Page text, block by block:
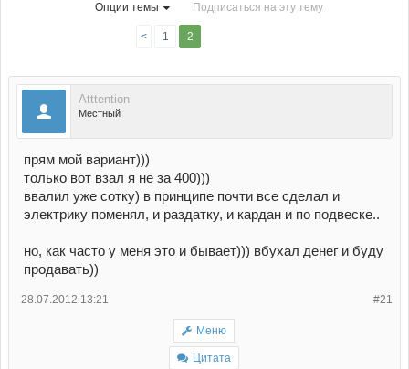
Опции темы Подписаться на эту тему
< 1 2
Atttention
Местный
прям мой вариант)))
только вот взал я не за 400)))
ввалил уже сотку) в принципе почти все сделал и
электрику поменял, и раздатку, и кардан и по подвеске..
но, как часто у меня это и бывает))) вбухал денег и буду
продавать))
#21
28.07.2012 13:21
Меню
Цитата